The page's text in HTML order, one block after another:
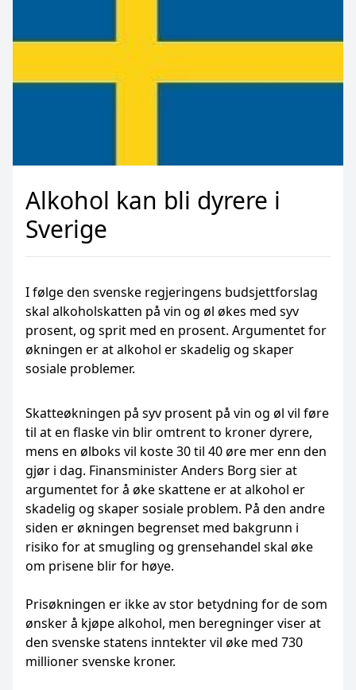
Alkohol kan bli dyrere i
Sverige
I følge den svenske regjeringens budsjettforslag
skal alkoholskatten på vin og øl økes med syv
prosent, og sprit med en prosent. Argumentet for
økningen er at alkohol er skadelig og skaper
sosiale problemer.
Skatteøkningen på syv prosent på vin og øl vil føre
til at en flaske vin blir omtrent to kroner dyrere,
mens en ølboks vil koste 30 til 40 øre mer enn den
gjør i dag. Finansminister Anders Borg sier at
argumentet for å øke skattene er at alkohol er
skadelig og skaper sosiale problem. På den andre
siden er økningen begrenset med bakgrunn i
risiko for at smugling og grensehandel skal øke
om prisene blir for høye.
Prisøkningen er ikke av stor betydning for de som
ønsker å kjøpe alkohol, men beregninger viser at
den svenske statens inntekter vil øke med 730
millioner svenske kroner.